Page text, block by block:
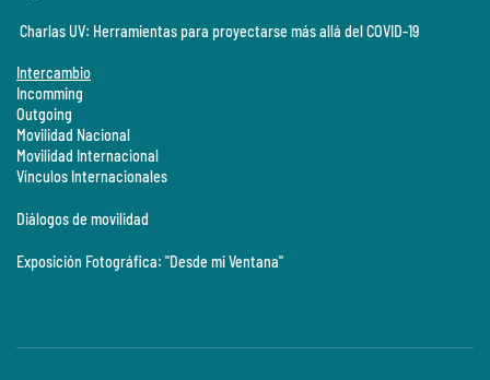
Charlas UV: Herramientas para proyectarse más allá del COVID-19
Intercambio
Incomming
Outgoing
Movilidad Nacional
Movilidad Internacional
Vínculos Internacionales
Diálogos de movilidad
Exposición Fotográfica: "Desde mi Ventana"